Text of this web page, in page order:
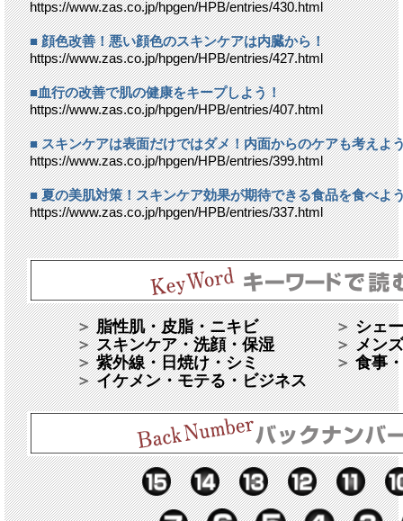
https://www.zas.co.jp/hpgen/HPB/entries/430.html
■ 顔色改善！悪い顔色のスキンケアは内臓から！
https://www.zas.co.jp/hpgen/HPB/entries/427.html
■血行の改善で肌の健康をキープしよう！
https://www.zas.co.jp/hpgen/HPB/entries/407.html
■ スキンケアは表面だけではダメ！内面からのケアも考えよ
https://www.zas.co.jp/hpgen/HPB/entries/399.html
■ 夏の美肌対策！スキンケア効果が期待できる食品を食べよ
https://www.zas.co.jp/hpgen/HPB/entries/337.html